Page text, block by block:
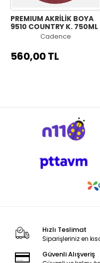
PREMIUM AKRİLİK BOYA
9510 COUNTRY K. 750ML
Cadence
560,00 TL
Hızlı Teslimat
Siparişleriniz en
Güvenli Alışveriş